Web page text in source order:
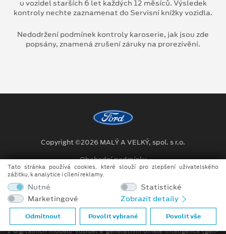
u vozidel starších 6 let každých 12 měsíců. Výsledek
kontroly nechte zaznamenat do Servisní knížky vozidla.
Nedodržení podmínek kontroly karoserie, jak jsou zde
popsány, znamená zrušení záruky na prorezivění.
Copyright ©2026 MALÝ A VELKÝ, spol. s r.o.
Obchodní podmínky
Ochrana osobních údajů
Prohlášení o zpracování údajů konečných zákazníků
Při tvorbě videí a obrázků na tomto webu je využíváno kombinace
tradičních fotografií či videí, počítačem generovaných snímků (CGI)
z digitálních modelů vozidel a generativní umělé inteligence (gen-
Tato stránka používá cookies, které slouží pro zlepšení uživatelského
zážitku, k analytice i cílení reklamy.
Nutné
Statistické
Marketingové
Zobrazit detaily
Odmítnout Povolit vybrané Povolit vše